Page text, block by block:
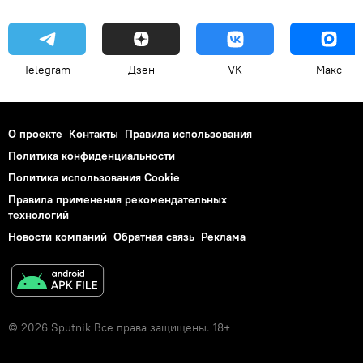
Telegram Дзен VK Макс
О проекте Контакты Правила использования
Политика конфиденциальности
Политика использования Cookie
Правила применения рекомендательных
технологий
Новости компаний Обратная связь Реклама
© 2026 Sputnik Все права защищены. 18+